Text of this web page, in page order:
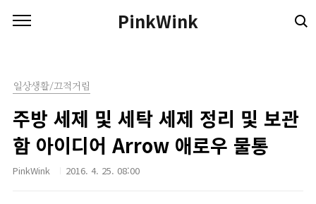
PinkWink
일상생활/끄적거림
주방 세제 및 세탁 세제 정리 및 보관
함 아이디어 Arrow 애로우 물통
PinkWink 2016. 4. 25. 08:00